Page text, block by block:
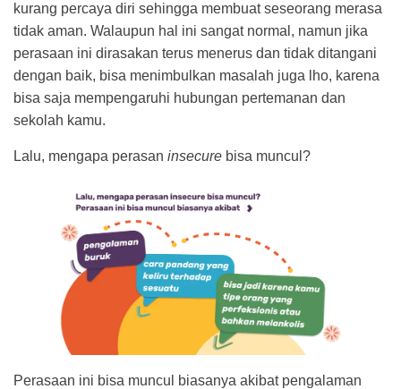
kurang percaya diri sehingga membuat seseorang merasa
tidak aman. Walaupun hal ini sangat normal, namun jika
perasaan ini dirasakan terus menerus dan tidak ditangani
dengan baik, bisa menimbulkan masalah juga lho, karena
bisa saja mempengaruhi hubungan pertemanan dan
sekolah kamu.
Lalu, mengapa perasan insecure bisa muncul?
Perasaan ini bisa muncul biasanya akibat pengalaman